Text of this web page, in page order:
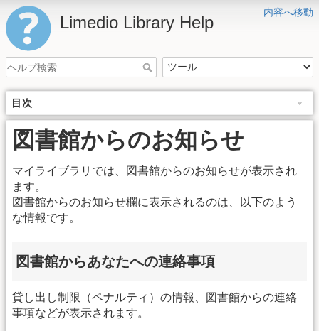
内容へ移動
Limedio Library Help
目次
図書館からのお知らせ
マイライブラリでは、図書館からのお知らせが表示され
ます。
図書館からのお知らせ欄に表示されるのは、以下のよう
な情報です。
図書館からあなたへの連絡事項
貸し出し制限（ペナルティ）の情報、図書館からの連絡
事項などが表示されます。